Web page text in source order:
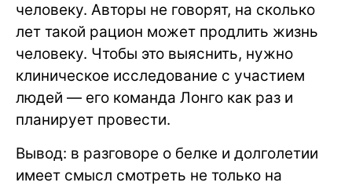
человеку. Авторы не говорят, на сколько
лет такой рацион может продлить жизнь
человеку. Чтобы это выяснить, нужно
клиническое исследование с участием
людей — его команда Лонго как раз и
планирует провести.
Вывод: в разговоре о белке и долголетии
имеет смысл смотреть не только на